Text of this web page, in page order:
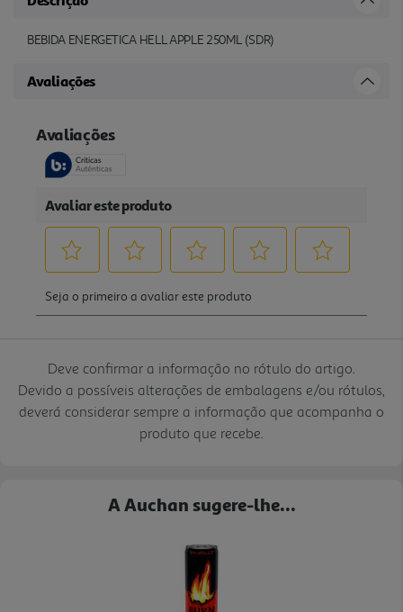
BEBIDA ENERGETICA HELL APPLE 250ML (SDR)
Avaliações
Deve confirmar a informação no rótulo do artigo.
Devido a possíveis alterações de embalagens e/ou rótulos,
deverá considerar sempre a informação que acompanha o
produto que recebe.
A Auchan sugere-lhe...